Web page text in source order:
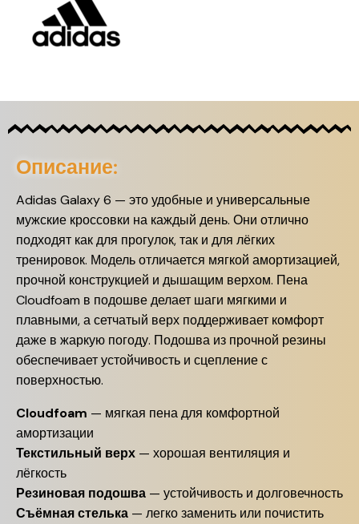
Описание:
Adidas Galaxy 6 — это удобные и универсальные
мужские кроссовки на каждый день. Они отлично
подходят как для прогулок, так и для лёгких
тренировок. Модель отличается мягкой амортизацией,
прочной конструкцией и дышащим верхом. Пена
Cloudfoam в подошве делает шаги мягкими и
плавными, а сетчатый верх поддерживает комфорт
даже в жаркую погоду. Подошва из прочной резины
обеспечивает устойчивость и сцепление с
поверхностью.
Cloudfoam — мягкая пена для комфортной
амортизации
Текстильный верх — хорошая вентиляция и
лёгкость
Резиновая подошва — устойчивость и долговечность
Съёмная стелька — легко заменить или почистить